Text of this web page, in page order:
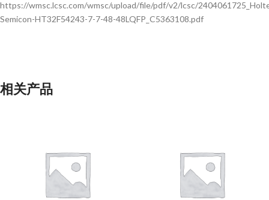
https://wmsc.lcsc.com/wmsc/upload/file/pdf/v2/lcsc/
Semicon-HT32F54243-7-7-48-48LQFP_C5363108.pdf
相关产品